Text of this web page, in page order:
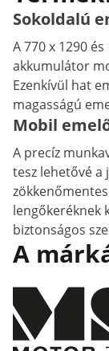
Sokoldalú
A 770 x 1290
akkumulátor
Ezenkívül hat
magasságú
Mobil
A precíz
tesz lehetővé a
lengőkeréknek
biztonságos
A